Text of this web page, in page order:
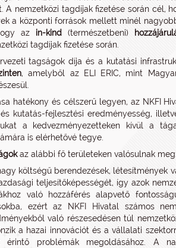
nemzetközi tagdíjak fizetése során cél,
a központi források mellett minél
az in-kind(természetbeni)
tagdíjak fizetése során.
tagságok díja és a kutatási
, amelyből az ELI ERIC, mint
hatékony és célszerű legyen, az NKFI
kutatás-fejlesztési eredményesség,
a kedvezményezetteken kívül a
is elérhetővé tegye.
az alábbi fő területeken valósulnak meg:
költségű berendezések, létesítmények
teljesítőképességét, így azok
való hozzáférés alapvető
ezért az NKFI Hivatal számos
való részesedésen túl
a hazai innovációt és a vállalati
problémák megoldásához. A